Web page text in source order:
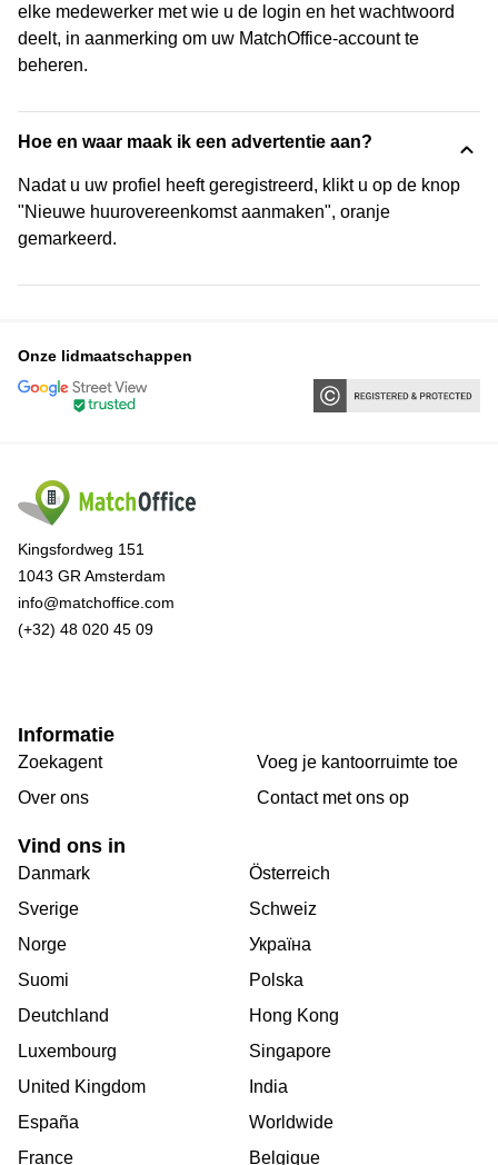
elke medewerker met wie u de login en het wachtwoord
deelt, in aanmerking om uw MatchOffice-account te
beheren.
Hoe en waar maak ik een advertentie aan?
Nadat u uw profiel heeft geregistreerd, klikt u op de knop
"Nieuwe huurovereenkomst aanmaken", oranje
gemarkeerd.
Onze lidmaatschappen
Kingsfordweg 151
1043 GR Amsterdam
info@matchoffice.com
(+32) 48 020 45 09
Informatie
Zoekagent
Over ons
Voeg je kantoorruimte toe
Сontact met ons op
Vind ons in
Danmark
Sverige
Norge
Suomi
Deutchland
Luxembourg
United Kingdom
España
France
Österreich
Schweiz
Україна
Polska
Hong Kong
Singapore
India
Worldwide
Belgique